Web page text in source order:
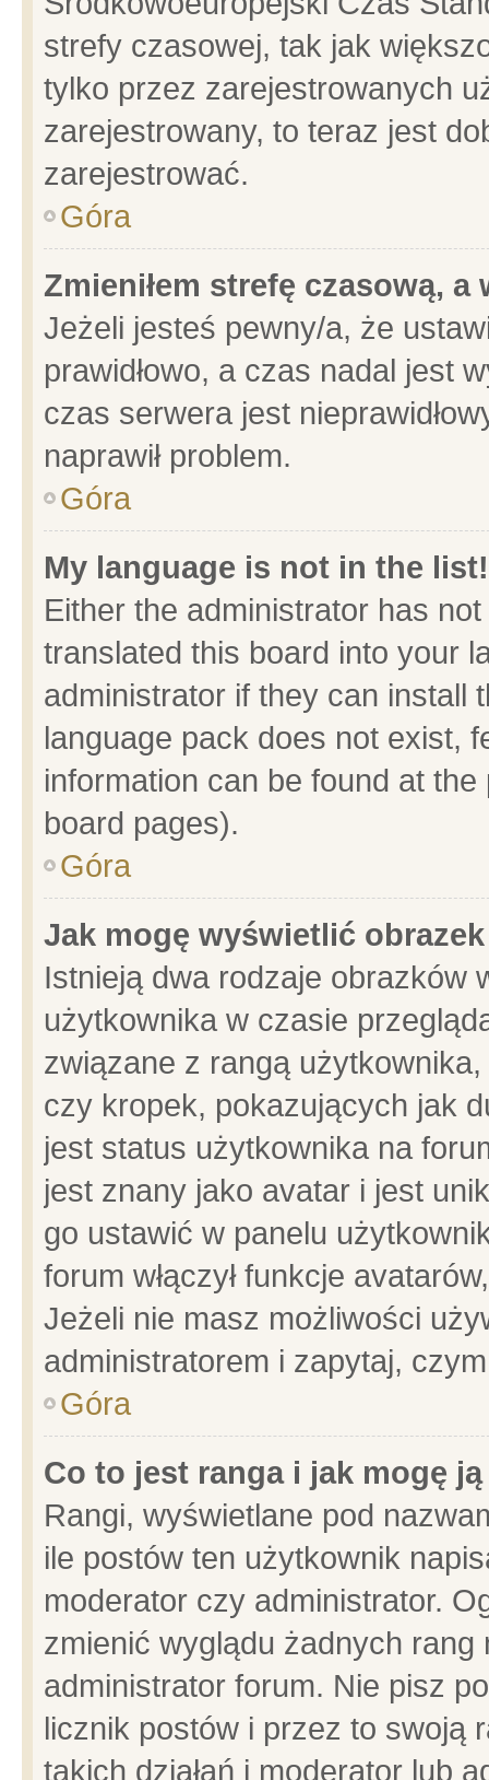
strefy czasowej, tak jak
tylko przez zarejestrowanych
zarejestrowany, to teraz jest
zarejestrować.
Góra
Zmieniłem strefę czasową,
Jeżeli jesteś pewny/a, że
prawidłowo, a czas nadal jest
czas serwera jest
naprawił problem.
Góra
My language is not in the list!
Either the administrator has
translated this board into your
administrator if they can install
language pack does not exist,
information can be found at
board pages).
Góra
Jak mogę wyświetlić
Istnieją dwa rodzaje obrazków
użytkownika w czasie
związane z rangą
czy kropek, pokazujących jak
jest status użytkownika na
jest znany jako avatar i jest
go ustawić w panelu
forum włączył funkcje
Jeżeli nie masz możliwości
administratorem i zapytaj,
Góra
Co to jest ranga i jak mogę
Rangi, wyświetlane pod
ile postów ten użytkownik
moderator czy administrator.
zmienić wyglądu żadnych
administrator forum. Nie pisz
licznik postów i przez to swoją
takich działań i moderator lub